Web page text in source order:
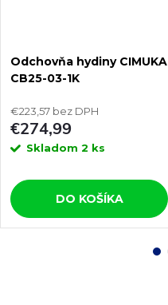
Odchovňa hydiny CIMUKA
CB25-03-1K
€223,57 bez DPH
€274,99
Skladom 2 ks
DO KOŠÍKA